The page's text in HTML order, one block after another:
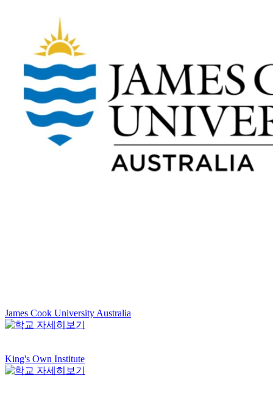
James Cook University Australia
King's Own Institute